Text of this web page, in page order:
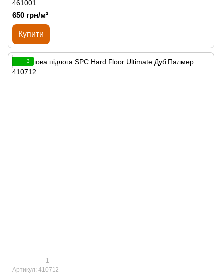
461001
650 грн/м²
Купити
3
1
Артикул: 410712